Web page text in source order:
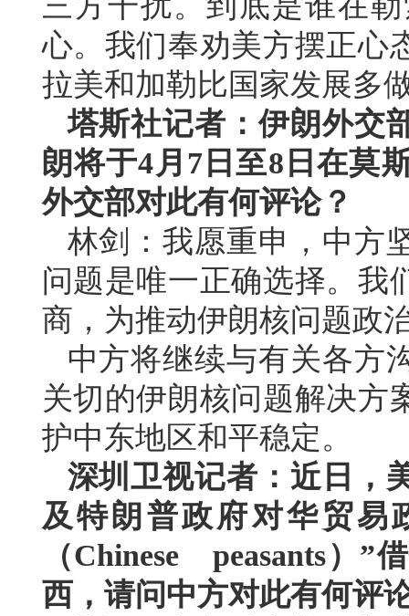
心。我们奉劝美方摆正心
拉美和加勒比国家发展多
塔斯社记者：伊朗外交
朗将于4月7日至8日在莫
外交部对此有何评论？
林剑：我愿重申，中方
问题是唯一正确选择。我
商，为推动伊朗核问题政
中方将继续与有关各方
关切的伊朗核问题解决方
护中东地区和平稳定。
深圳卫视记者：近日，
及特朗普政府对华贸易
（Chinese peasants）”
西，请问中方对此有何评